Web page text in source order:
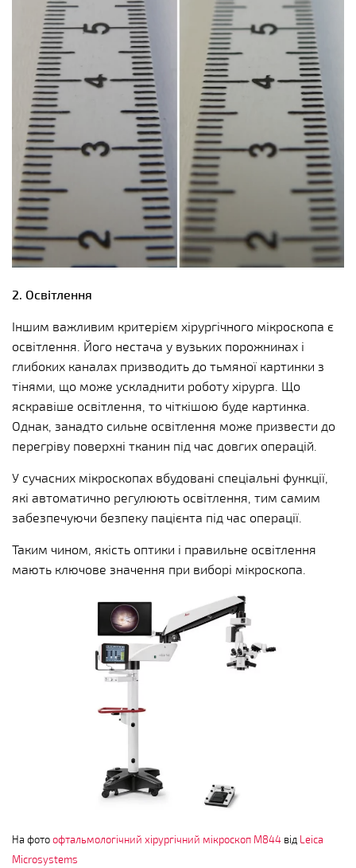
2. Освітлення
Іншим важливим критерієм хірургічного мікроскопа є
освітлення. Його нестача у вузьких порожнинах і
глибоких каналах призводить до тьмяної картинки з
тінями, що може ускладнити роботу хірурга. Що
яскравіше освітлення, то чіткішою буде картинка.
Однак, занадто сильне освітлення може призвести до
перегріву поверхні тканин під час довгих операцій.
У сучасних мікроскопах вбудовані спеціальні функції,
які автоматично регулюють освітлення, тим самим
забезпечуючи безпеку пацієнта під час операції.
Таким чином, якість оптики і правильне освітлення
мають ключове значення при виборі мікроскопа.
На фотоофтальмологічний хірургічний мікроскоп M844 від Leica
Microsystems